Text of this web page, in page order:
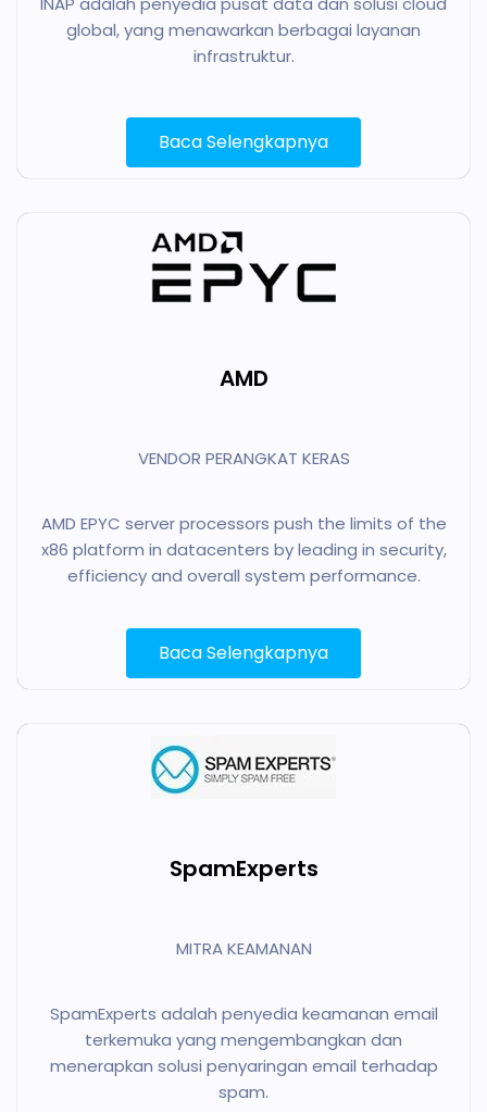
global, yang menawarkan berbagai layanan
infrastruktur.
Baca Selengkapnya
AMD
VENDOR PERANGKAT KERAS
AMD EPYC server processors push the limits of the
x86 platform in datacenters by leading in security,
efficiency and overall system performance.
Baca Selengkapnya
SpamExperts
MITRA KEAMANAN
SpamExperts adalah penyedia keamanan email
terkemuka yang mengembangkan dan
menerapkan solusi penyaringan email terhadap
spam.